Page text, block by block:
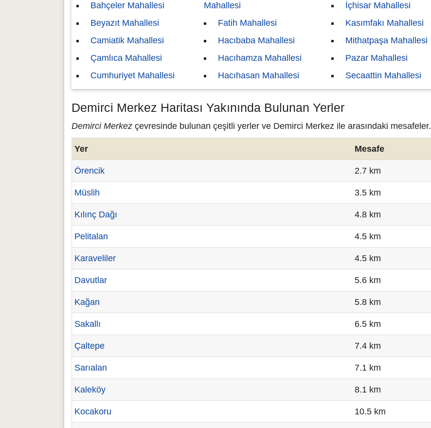
Bahçeler Mahallesi
Beyazıt Mahallesi
Camiatik Mahallesi
Çamlıca Mahallesi
Cumhuriyet Mahallesi
Mahallesi
Fatih Mahallesi
Hacıbaba Mahallesi
Hacıhamza Mahallesi
Hacıhasan Mahallesi
İçhisar Mahallesi
Kasımfakı Mahallesi
Mithatpaşa Mahallesi
Pazar Mahallesi
Secaattin Mahallesi
Demirci Merkez Haritası Yakınında Bulunan Yerler
Demirci Merkez çevresinde bulunan çeşitli yerler ve Demirci Merkez ile arasındaki mesafeler.
Yer Mesafe
Örencik 2.7 km
Müslih 3.5 km
Kılınç Dağı 4.8 km
Pelitalan 4.5 km
Karaveliler 4.5 km
Davutlar 5.6 km
Kağan 5.8 km
Sakallı 6.5 km
Çaltepe 7.4 km
Sarıalan 7.1 km
Kaleköy 8.1 km
Kocakoru 10.5 km